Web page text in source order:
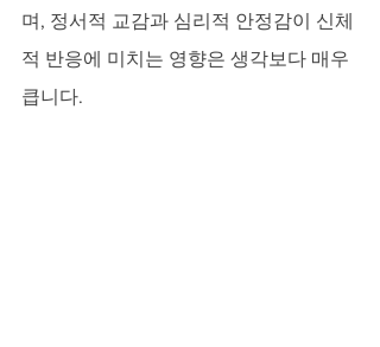
며, 정서적 교감과 심리적 안정감이 신체
적 반응에 미치는 영향은 생각보다 매우
큽니다.